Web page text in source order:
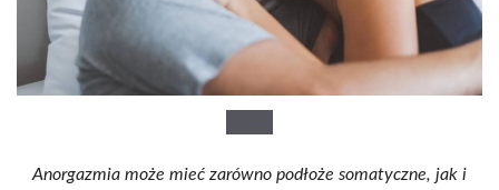
Anorgazmia może mieć zarówno podłoże somatyczne, jak i